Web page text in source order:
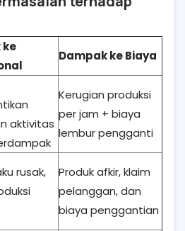
ke
Dampak ke Biaya
aktivitas
Kerugian produksi
per jam + biaya
lembur pengganti
rusak,
Produk afkir, klaim
pelanggan, dan
biaya penggantian